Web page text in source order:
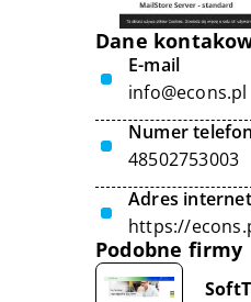
Dane
E-mail
info@econs.pl
Numer
48502753003
Adres
https://
Podobne firmy